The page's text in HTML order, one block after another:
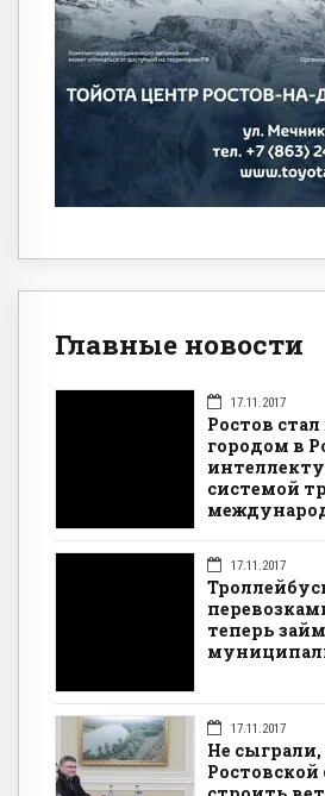
Главные новости
17.11.2017
Ростов
городом в
системой
17.11.2017
теперь
17.11.2017
Не